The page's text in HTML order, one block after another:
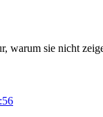
warum sie nicht